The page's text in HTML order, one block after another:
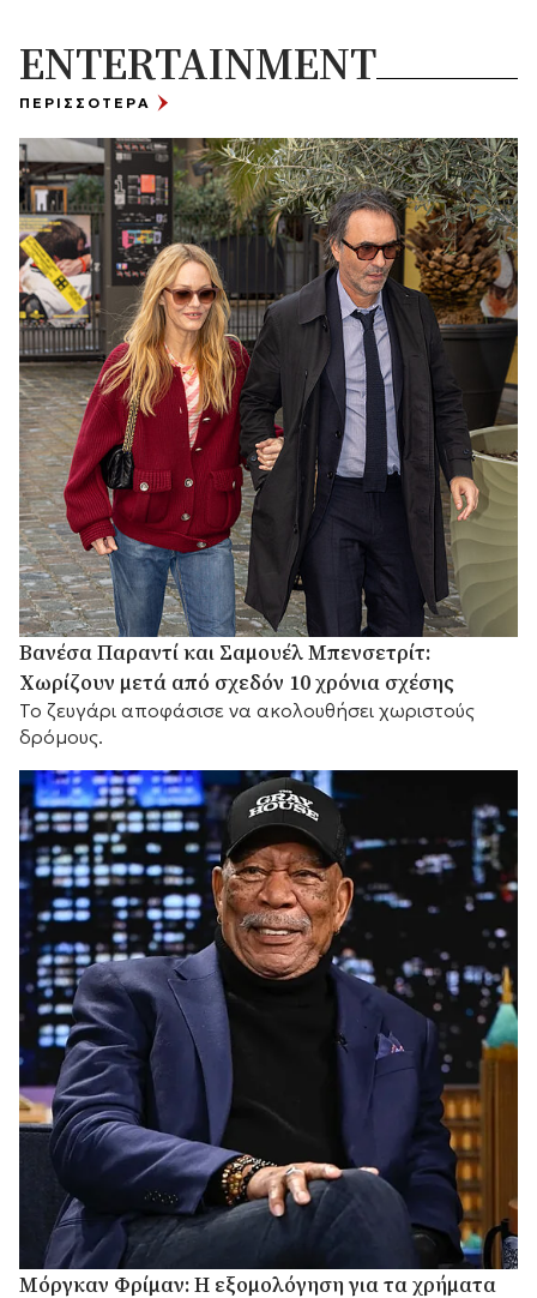
ENTERTAINMENT
ΠΕΡΙΣΣΟΤΕΡΑ
Βανέσα Παραντί και Σαμουέλ Μπενσετρίτ:
Χωρίζουν μετά από σχεδόν 10 χρόνια σχέσης
Το ζευγάρι αποφάσισε να ακολουθήσει χωριστούς
δρόμους.
Μόργκαν Φρίμαν: Η εξομολόγηση για τα χρήματα